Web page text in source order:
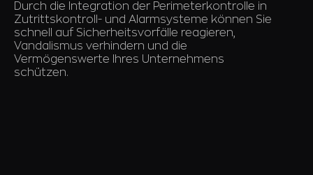
Durch die Integration der Perimeterkontrolle in
Zutrittskontroll- und Alarmsysteme können Sie
schnell auf Sicherheitsvorfälle reagieren,
Vandalismus verhindern und die
Vermögenswerte Ihres Unternehmens
schützen.